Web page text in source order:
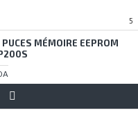
5
MÉMOIRE EEPROM